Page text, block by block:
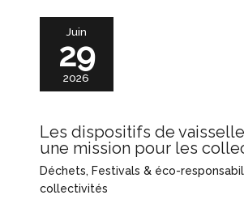
Juin
29
2026
Les dispositifs de
une mission pour les
Déchets, Festivals & éco-
collectivités